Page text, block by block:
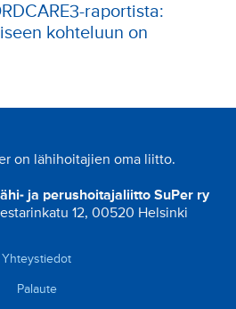
raportista:
kohteluun on
on lähihoitajien oma liitto.
ja perushoitajaliitto SuPer ry
12, 00520 Helsinki
Yhteystiedot
Palaute